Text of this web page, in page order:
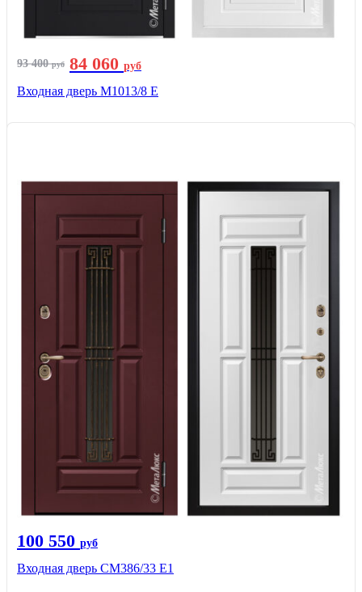
93 400руб 84 060 руб
Входная дверь М1013/8 E
100 550 руб
Входная дверь СМ386/33 Е1